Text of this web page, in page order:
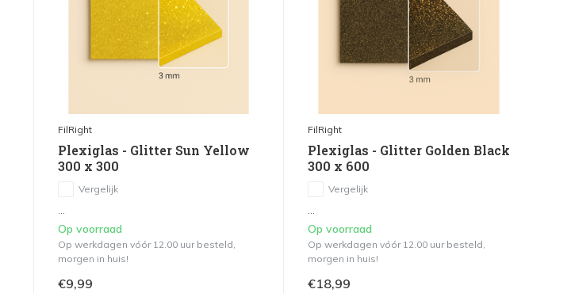
FilRight
Plexiglas - Glitter Sun Yellow
300 x 300
Vergelijk
Op voorraad
Op werkdagen vóór 12.00 uur besteld,
morgen in huis!
€9,99
FilRight
Plexiglas - Glitter Golden Black
300 x 600
Vergelijk
...
Op voorraad
Op werkdagen vóór 12.00 uur besteld,
morgen in huis!
€18,99